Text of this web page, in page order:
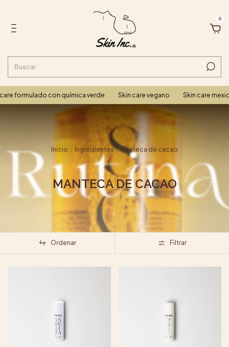
0
formulado con química verde Skin care vegano Skin care
Inicio Ingredientes . Manteca de cacao
MANTECA DE CACAO
Ordenar Filtrar